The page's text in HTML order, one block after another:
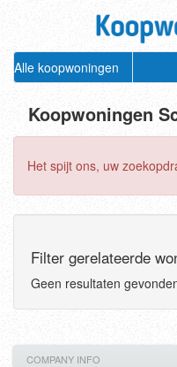
Alle koopwoningen
Koopwoningen
Het spijt ons, uw
Filter gerelateerde
Geen resultaten
COMPANY INFO